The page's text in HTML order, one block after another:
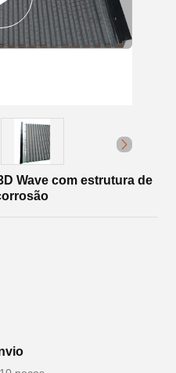
Wave com estrutura de